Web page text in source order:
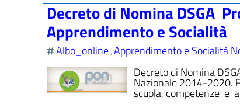
Decreto di Nomina DSGA
Apprendimento e Socialità
Albo_online,Apprendimento e Socialità
Decreto di Nomina
Nazionale 2014-2020.
scuola, competenze e